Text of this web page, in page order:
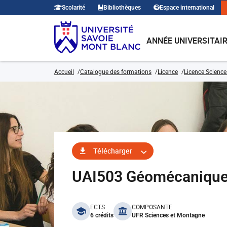
Scolarité Bibliothèques Espace international
ANNÉE
Accueil Catalogue des formations Licence Licence
Télécharger
UAI503
benefits
ECTS
6 crédits
COMPOSANTE
UFR Sciences et Montagne